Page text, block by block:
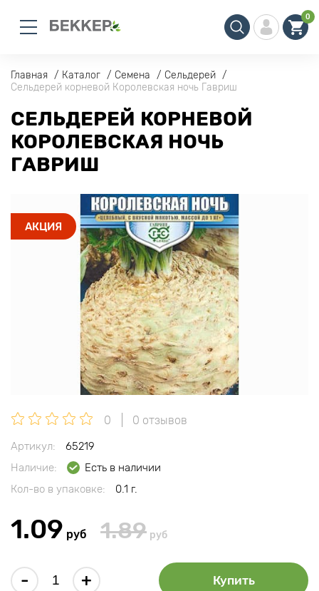
0
Главная Каталог Семена
Сельдерей
Сельдерей корневой Королевская ночь Гавриш
СЕЛЬДЕРЕЙ КОРНЕВОЙ
КОРОЛЕВСКАЯ НОЧЬ
ГАВРИШ
АКЦИЯ
0 0 отзывов
Артикул:
65219
Наличие:
Есть в наличии
Кол-во в упаковке:
0.1 г.
1.09 руб 1.89 руб
- + Купить